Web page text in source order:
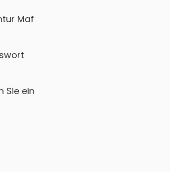
Maf
Sie ein